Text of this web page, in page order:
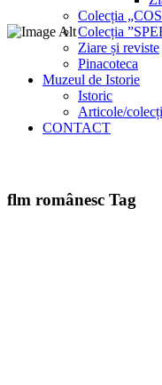
Colecția
Colecția
Ziare și reviste
Pinacoteca
Muzeul de Istorie
Istoric
Articole/
CONTACT
flm românesc Tag